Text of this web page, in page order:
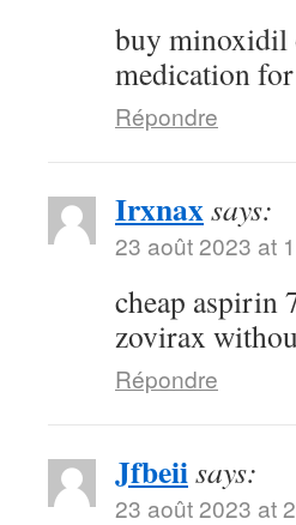
buy minoxidil
medication
Répondre
Irxnaxsays:
23 août 2023 at
cheap aspirin
zovirax
Répondre
Jfbeiisays:
23 août 2023 at